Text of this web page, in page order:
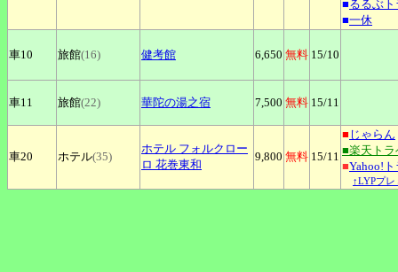
■るるぶ
■一休
車10 旅館(16) 健考館 6,650 無料 15/10
車11 旅館(22) 華陀の湯之宿 7,500 無料 15/11
車20 ホテル(35)
ホテル フォルクロー
ロ 花巻東和
9,800 無料 15/11
■ じゃらん
■楽天トラ
■Yahoo!
↑LYPプ